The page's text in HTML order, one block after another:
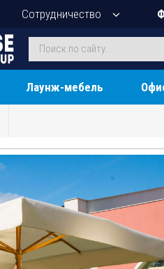
Сотрудничество
Лаунж-мебель